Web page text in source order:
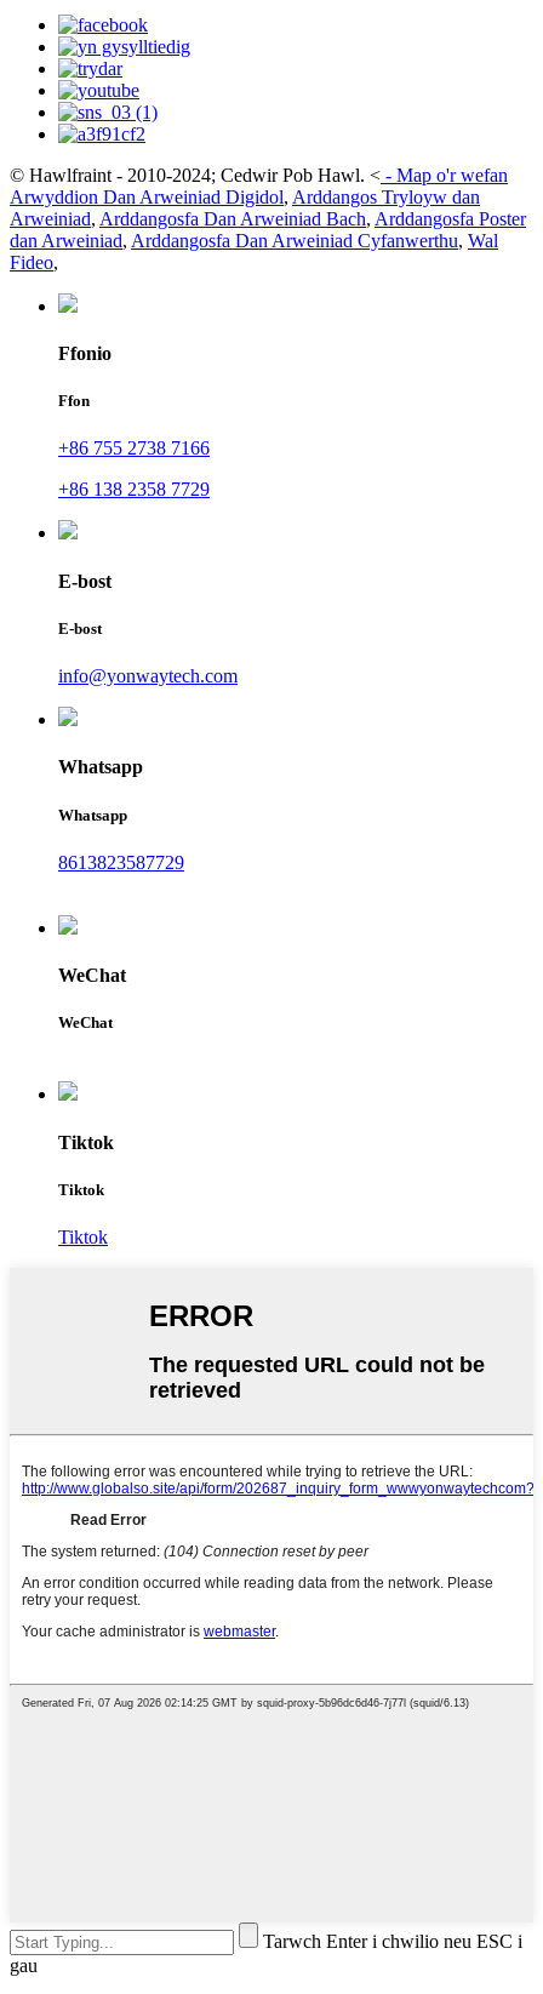
© Hawlfraint - 2010-2024; Cedwir Pob Hawl. < - Map o'r wefan
Arwyddion Dan Arweiniad Digidol, Arddangos Tryloyw dan
Arweiniad, Arddangosfa Dan Arweiniad Bach, Arddangosfa Poster
dan Arweiniad, Arddangosfa Dan Arweiniad Cyfanwerthu, Wal
Fideo,
Ffonio
Ffon
+86 755 2738 7166
+86 138 2358 7729
E-bost
E-bost
info@yonwaytech.com
Whatsapp
Whatsapp
8613823587729
WeChat
WeChat
Tiktok
Tiktok
Tiktok
Tarwch Enter i chwilio neu ESC i
gau